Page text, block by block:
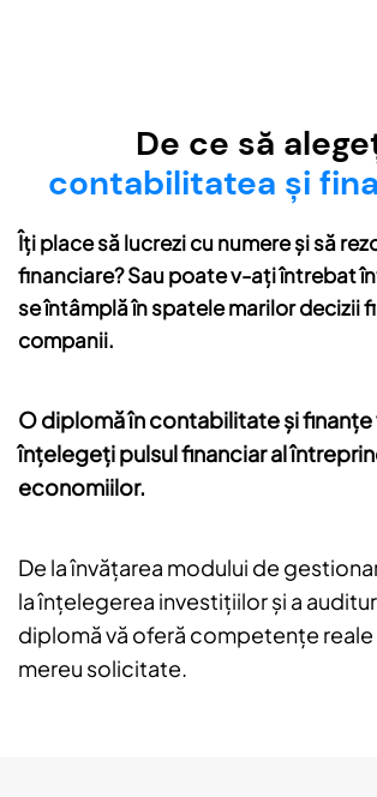
De ce să
contabilitatea și
Îți place să lucrezi cu numere și să
financiare? Sau poate v-ați întrebat
se întâmplă în spatele marilor decizii
companii.
O diplomă în contabilitate și finanțe
înțelegeți pulsul financiar al
economiilor.
De la învățarea modului de
la înțelegerea investițiilor și a
diplomă vă oferă competențe reale
mereu solicitate.